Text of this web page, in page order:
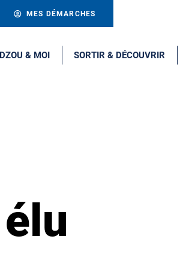
MES DÉMARCHES
& MOI SORTIR & DÉCOUVRIR